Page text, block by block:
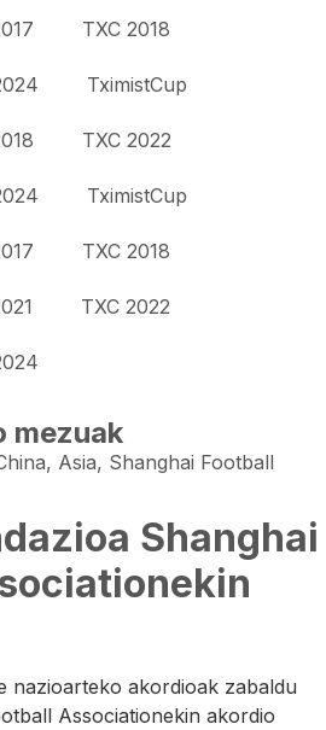
TXC 2018
TximistCup
TXC 2022
TximistCup
TXC 2018
TXC 2022
mezuak
Shanghai
nazioarteko akordioak zabaldu
Associationekin akordio